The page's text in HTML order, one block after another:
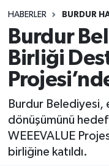
HABERLER BURDUR
Burdur
Birliği
Burdur Belediyesi,
dönüşümünü
WEEEVALUE
birliğine katıldı.
Spor
Tebrik
Türkiye